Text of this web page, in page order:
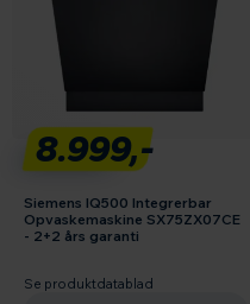
8.999,-
Siemens IQ500 Integrerbar
Opvaskemaskine SX75ZX07CE
- 2+2 års garanti
Se produktdatablad